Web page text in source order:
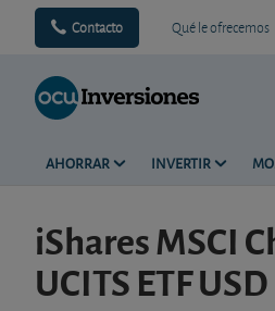
Contacto Qué le ofrecemos
AHORRAR INVERTIR
iShares MSCI
UCITS ETF